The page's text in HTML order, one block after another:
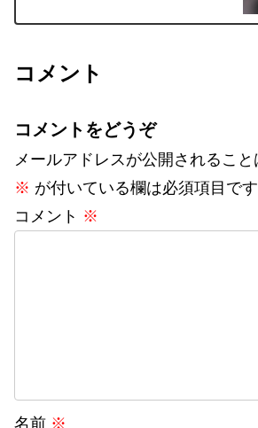
コメント
コメントをどうぞ
メールアドレスが公開されること
※ が付いている欄は必須項目です
コメント ※
名前 ※